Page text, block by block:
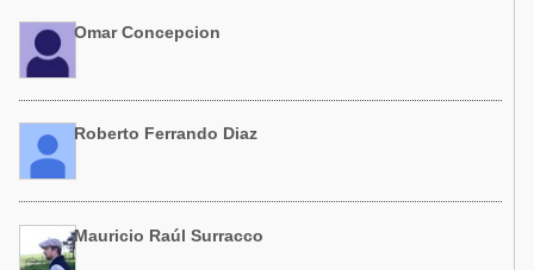
Omar Concepcion
Roberto Ferrando Diaz
Mauricio Raúl Surracco